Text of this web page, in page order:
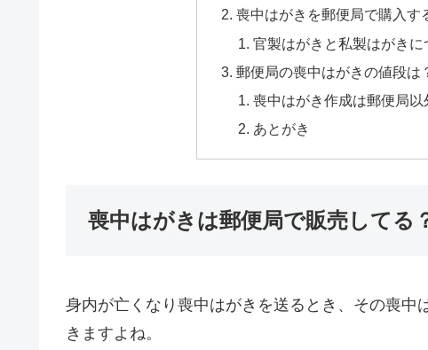
喪中はがきを郵便局で購入す
官製はがきと私製はがきに
郵便局の喪中はがきの値段は
喪中はがき作成は郵便局以
あとがき
喪中はがきは郵便局で販売してる
身内が亡くなり喪中はがきを送るとき、その喪
きますよね。